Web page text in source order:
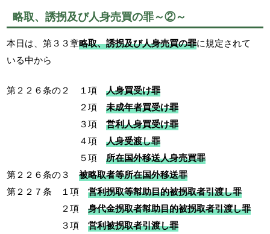
略取、誘拐及び人身売買の罪～②～
本日は、第３３章略取、誘拐及び人身売買の罪に規定されて
いる中から
第２２６条の２ １項人身買受け罪
２項未成年者買受け罪
３項営利人身買受け罪
４項人身受渡し罪
５項所在国外移送人身売買罪
第２２６条の３被略取者等所在国外移送罪
第２２７条 １項営利拐取等幇助目的被拐取者引渡し罪
２項身代金拐取者幇助目的被拐取者引渡し罪
３項営利被拐取者引渡し罪